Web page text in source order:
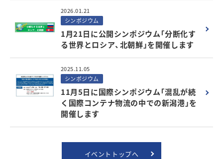
2026.01.21
シンポジウム
1月21日に公開シンポジウム「分断化す
る世界とロシア、北朝鮮」を開催します
2025.11.05
シンポジウム
11月5日に国際シンポジウム「混乱が続
く国際コンテナ物流の中での新潟港」を
開催します
イベントトップへ